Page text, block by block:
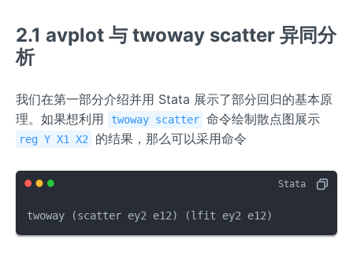
2.1 avplot 与 twoway scatter 异同分
析
我们在第一部分介绍并用 Stata 展示了部分回归的基本原
理。如果想利用
twoway scatter 命令绘制散点图展示
reg Y X1 X2 的结果，那么可以采用命令
twoway (scatter ey2 e12) (lfit ey2 e12)